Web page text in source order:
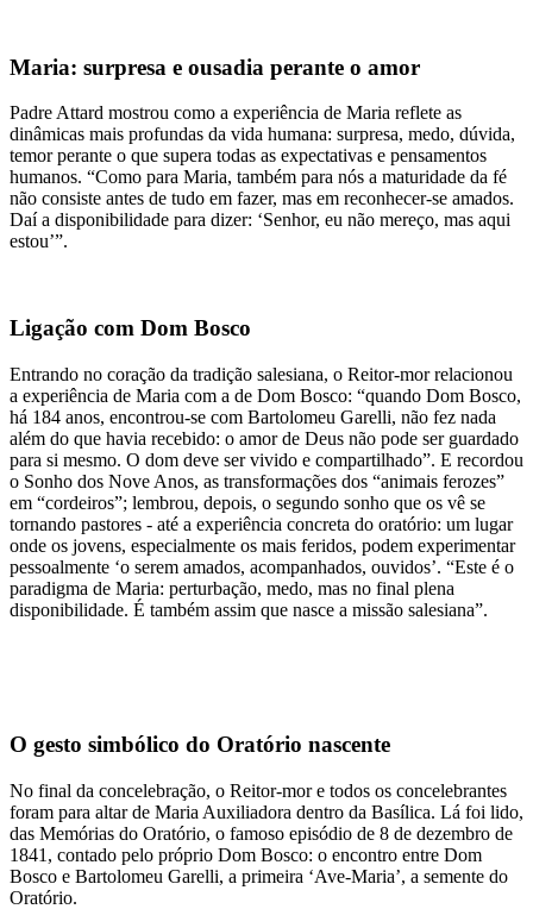
Maria: surpresa e ousadia perante o amor
Padre Attard mostrou como a experiência de Maria reflete as
dinâmicas mais profundas da vida humana: surpresa, medo, dúvida,
temor perante o que supera todas as expectativas e pensamentos
humanos. “Como para Maria, também para nós a maturidade da fé
não consiste antes de tudo em fazer, mas em reconhecer-se amados.
Daí a disponibilidade para dizer: ‘Senhor, eu não mereço, mas aqui
estou’”.
Ligação com Dom Bosco
Entrando no coração da tradição salesiana, o Reitor-mor relacionou
a experiência de Maria com a de Dom Bosco: “quando Dom Bosco,
há 184 anos, encontrou-se com Bartolomeu Garelli, não fez nada
além do que havia recebido: o amor de Deus não pode ser guardado
para si mesmo. O dom deve ser vivido e compartilhado”. E recordou
o Sonho dos Nove Anos, as transformações dos “animais ferozes”
em “cordeiros”; lembrou, depois, o segundo sonho que os vê se
tornando pastores - até a experiência concreta do oratório: um lugar
onde os jovens, especialmente os mais feridos, podem experimentar
pessoalmente ‘o serem amados, acompanhados, ouvidos’. “Este é o
paradigma de Maria: perturbação, medo, mas no final plena
disponibilidade. É também assim que nasce a missão salesiana”.
O gesto simbólico do Oratório nascente
No final da concelebração, o Reitor-mor e todos os concelebrantes
foram para altar de Maria Auxiliadora dentro da Basílica. Lá foi lido,
das Memórias do Oratório, o famoso episódio de 8 de dezembro de
1841, contado pelo próprio Dom Bosco: o encontro entre Dom
Bosco e Bartolomeu Garelli, a primeira ‘Ave-Maria’, a semente do
Oratório.